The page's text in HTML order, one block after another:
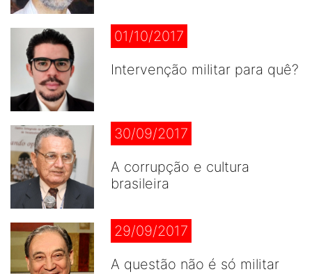
01/10/2017
Intervenção militar para quê?
30/09/2017
A corrupção e cultura
brasileira
29/09/2017
A questão não é só militar